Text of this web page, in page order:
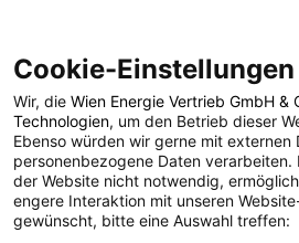
POSTS BY TAG
Strommix
1 BEITRAG
Cookie-Einstellungen
Wir, die Wien Energie Vertrieb GmbH &
Technologien, um den Betrieb dieser
Ebenso würden wir gerne mit externen
personenbezogene Daten
der Website nicht notwendig,
engere Interaktion mit unseren
gewünscht, bitte eine Auswahl treffen: